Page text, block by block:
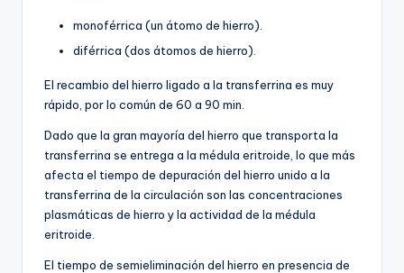
monoférrica (un átomo de hierro).
diférrica (dos átomos de hierro).
El recambio del hierro ligado a la transferrina es muy
rápido, por lo común de 60 a 90 min.
Dado que la gran mayoría del hierro que transporta la
transferrina se entrega a la médula eritroide, lo que más
afecta el tiempo de depuración del hierro unido a la
transferrina de la circulación son las concentraciones
plasmáticas de hierro y la actividad de la médula
eritroide.
El tiempo de semieliminación del hierro en presencia de